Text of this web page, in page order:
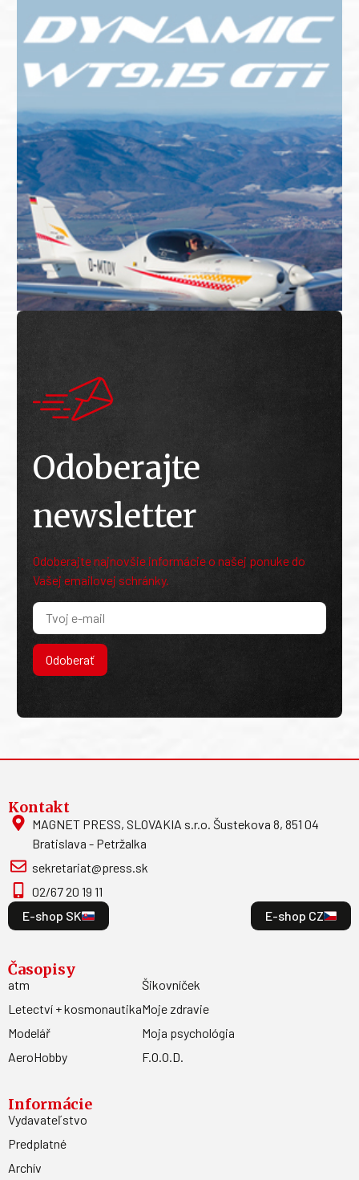
Odoberajte
newsletter
Odoberajte najnovšie informácie o našej ponuke do
Vašej emailovej schránky.
Odoberať
Kontakt
MAGNET PRESS, SLOVAKIA s.r.o. Šustekova 8, 851 04
Bratislava - Petržalka
sekretariat@press.sk
02/67 20 19 11
E-shop SK
E-shop CZ
Časopisy
atm
Letectví + kosmonautika
Modelář
AeroHobby
Šikovníček
Moje zdravie
Moja psychológia
F.O.O.D.
Informácie
Vydavateľstvo
Predplatné
Archív